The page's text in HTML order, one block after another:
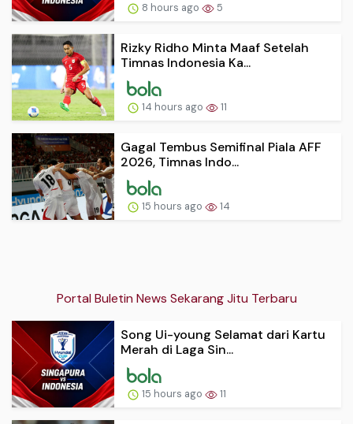
8 hours ago 5
Rizky Ridho Minta Maaf Setelah
Timnas Indonesia Ka...
14 hours ago 11
Gagal Tembus Semifinal Piala AFF
2026, Timnas Indo...
15 hours ago 14
Portal Buletin News Sekarang Jitu Terbaru
Song Ui-young Selamat dari Kartu
Merah di Laga Sin...
15 hours ago 11